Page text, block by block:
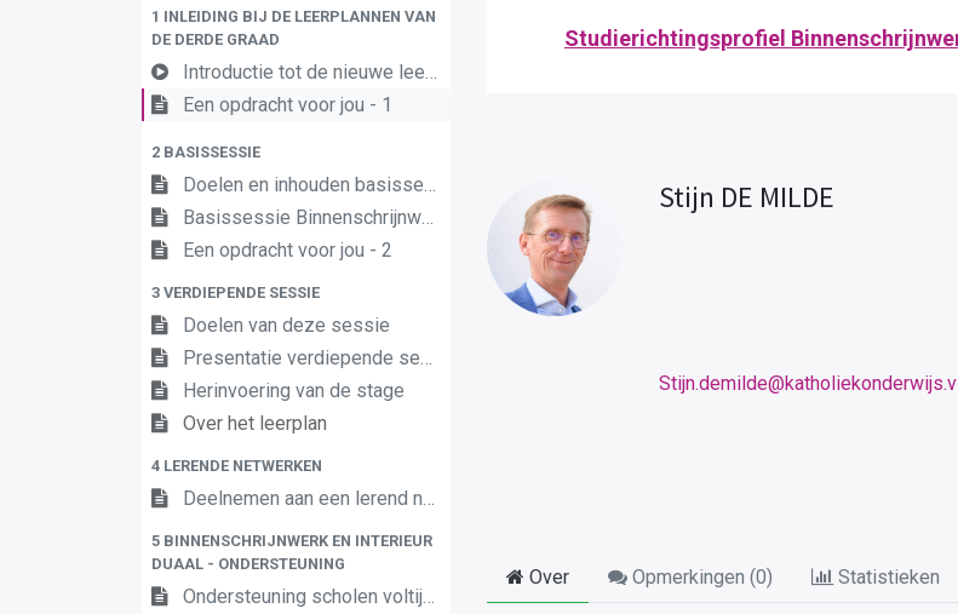
1 INLEIDING BIJ DE LEERPLANNEN VAN
DE DERDE GRAAD
Introductie tot de nieuwe leerplannen
Een opdracht voor jou - 1
2 BASISSESSIE
Doelen en inhouden basissessie
Basissessie Binnenschrijnwerk en Interieur 3A
Een opdracht voor jou - 2
3 VERDIEPENDE SESSIE
Doelen van deze sessie
Presentatie verdiepende sessie
Herinvoering van de stage
Over het leerplan
4 LERENDE NETWERKEN
Deelnemen aan een lerend netwerk
5 BINNENSCHRIJNWERK EN INTERIEUR
DUAAL - ONDERSTEUNING
Ondersteuning scholen voltijds onderwijs en centra leren en werken
Studierichtingsprofiel
Stijn DE MILDE
Over Opmerkingen (0) Statistieken